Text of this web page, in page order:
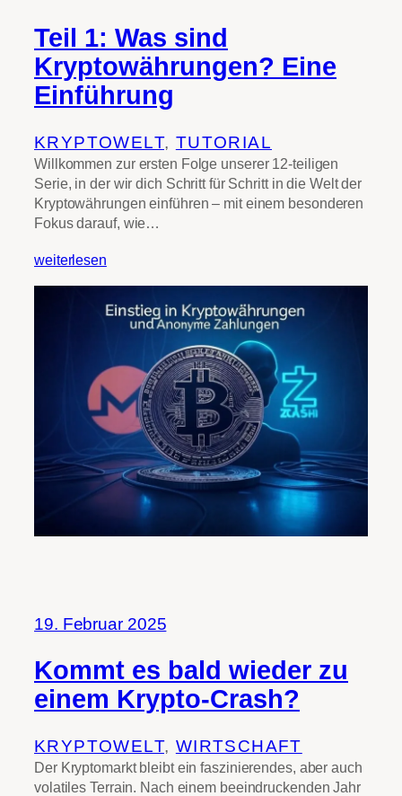
Teil 1: Was sind
Kryptowährungen? Eine
Einführung
KRYPTOWELT, TUTORIAL
Willkommen zur ersten Folge unserer 12-teiligen
Serie, in der wir dich Schritt für Schritt in die Welt der
Kryptowährungen einführen – mit einem besonderen
Fokus darauf, wie…
weiterlesen
19. Februar 2025
Kommt es bald wieder zu
einem Krypto-Crash?
KRYPTOWELT, WIRTSCHAFT
Der Kryptomarkt bleibt ein faszinierendes, aber auch
volatiles Terrain. Nach einem beeindruckenden Jahr